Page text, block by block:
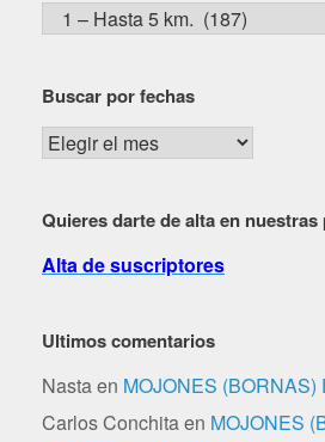
Buscar
por
dificultad…
Buscar por fechas
Buscar
por
Quieres darte de alta en
Alta de suscriptores
Ultimos comentarios
Nastaen MOJONES (BORNAS)
Carlos Conchitaen MOJONES